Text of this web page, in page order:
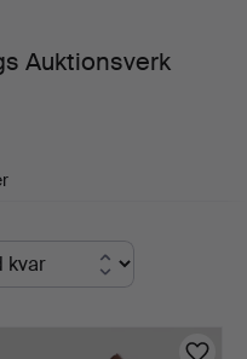
Auktionsverk